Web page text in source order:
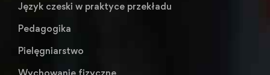
Język czeski w praktyce przekładu
Pedagogika
Pielęgniarstwo